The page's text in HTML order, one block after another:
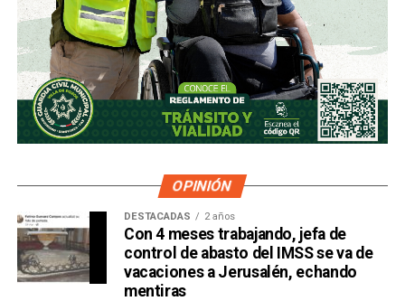
OPINIÓN
DESTACADAS 2 años
Con 4 meses trabajando, jefa de
control de abasto del IMSS se va de
vacaciones a Jerusalén, echando
mentiras